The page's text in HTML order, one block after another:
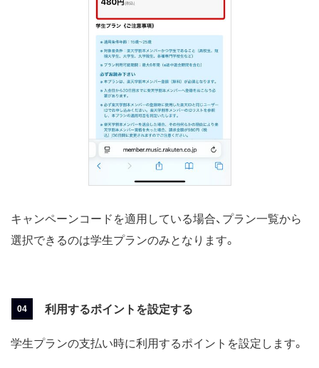
キャンペーンコードを適用している場合、プラン一覧から
選択できるのは学生プランのみとなります。
利用するポイントを設定する
学生プランの支払い時に利用するポイントを設定します。